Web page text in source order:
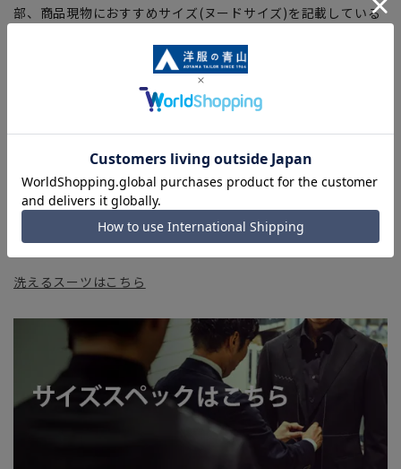
部、商品現物におすすめサイズ(ヌードサイズ)を記載している
■ブラウザやお使いのモニター環境、また撮影時の室内外の光
加減により、実際の商品と掲載画像の色味が異なる場合がござ
を完了できない場合がございます。予めご了承ください。
■お急ぎ発送のご注文につきましても、ご注文のタイミングに
よってはお急ぎ発送サービスを選択できない場合がございま
す。
洗えるスーツはこちら